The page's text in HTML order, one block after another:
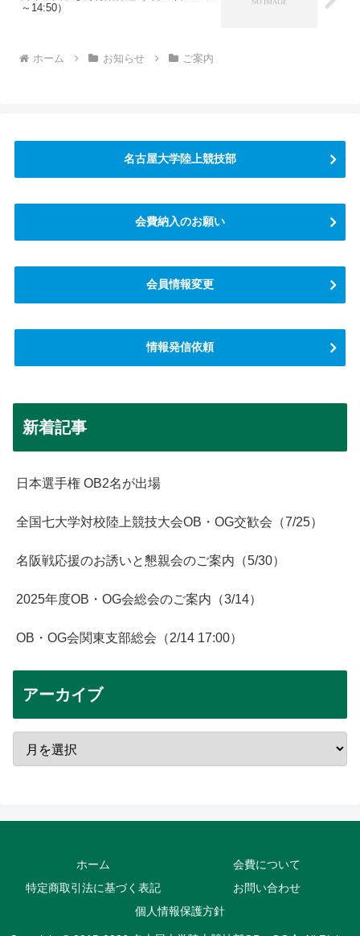
～14:50）
ホーム お知らせ ご案内
名古屋大学陸上競技部
会費納入のお願い
会員情報変更
情報発信依頼
新着記事
日本選手権 OB2名が出場
全国七大学対校陸上競技大会OB・OG交歓会（7/25）
名阪戦応援のお誘いと懇親会のご案内（5/30）
2025年度OB・OG会総会のご案内（3/14）
OB・OG会関東支部総会（2/14 17:00）
アーカイブ
ホーム
会費について
特定商取引法に基づく表記
お問い合わせ
個人情報保護方針